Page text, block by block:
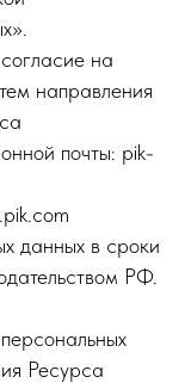
на
направления
почты: pik-
данных в сроки
РФ.
Ресурса